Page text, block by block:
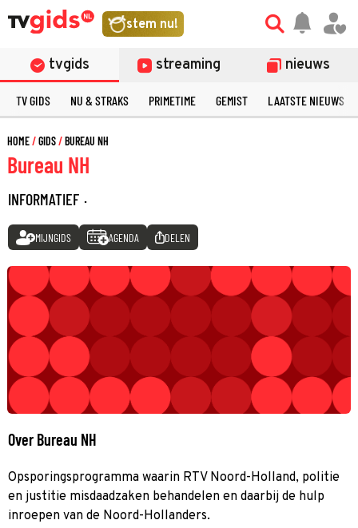
stem nu!
tvgids streaming nieuws
TV GIDS NU & STRAKS PRIMETIME GEMIST LAATSTE NIEUWS
HOME GIDS BUREAU NH
Bureau NH
INFORMATIEF ·
MIJNGIDS AGENDA DELEN
Over Bureau NH
Opsporingsprogramma waarin RTV Noord-Holland, politie
en justitie misdaadzaken behandelen en daarbij de hulp
inroepen van de Noord-Hollanders.